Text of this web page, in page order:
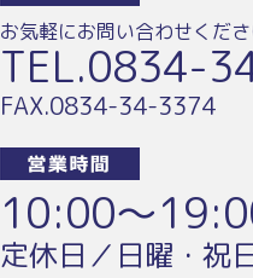
お気軽にお問い合わせくださ
TEL.0834-
FAX.0834-34-3374
10:00〜
定休日／日曜・祝